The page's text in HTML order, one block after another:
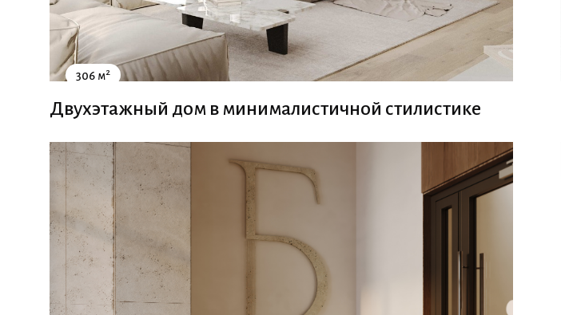
306 м2
Двухэтажный дом в минималистичной стилистике